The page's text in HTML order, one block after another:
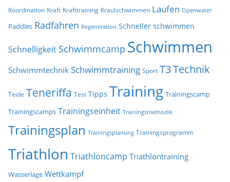
Koordination Kraft Krafttraining Kraulschwimmen Laufen Openwater
Paddles Radfahren Regeneration Schneller schwimmen
Schnelligkeit Schwimmcamp Schwimmen
Schwimmtechnik Schwimmtraining Sport T3Technik
Teide Teneriffa Test Tipps Training Trainingscamp
Trainingscamps Trainingseinheit Trainingsmethodik
Trainingsplan Trainingsplanung Trainingsprogramm
Triathlon Triathloncamp Triathlontraining
Wasserlage Wettkampf